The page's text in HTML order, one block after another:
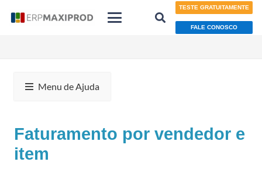
TESTE GRATUITAMENTE
FALE CONOSCO
Menu de Ajuda
Faturamento por vendedor e
item